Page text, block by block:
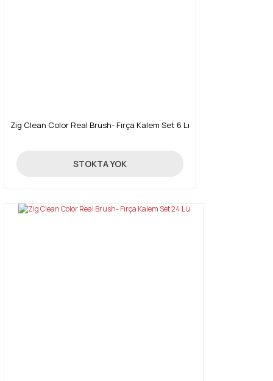
Zig Clean Color Real Brush- Fırça Kalem Set 6 Lı
569,00 TL
STOKTA YOK